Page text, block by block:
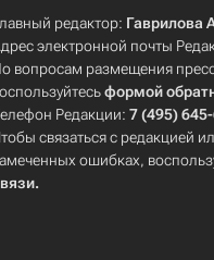
редактор: Гаврилова
электронной почты
вопросам размещения
формой
Редакции:7 (495)
связаться с редакцией
ошибках,
.